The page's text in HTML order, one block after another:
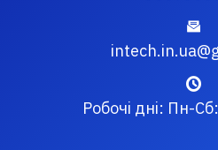
Робочі дні: Пн-